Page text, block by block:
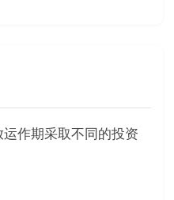
作期采取不同的投资